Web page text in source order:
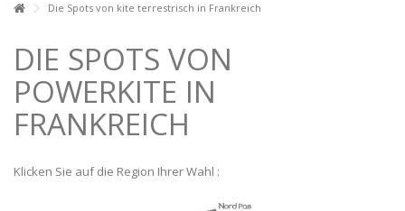
Die Spots von kite terrestrisch in Frankreich
DIE SPOTS VON
POWERKITE IN
FRANKREICH
Klicken Sie auf die Region Ihrer Wahl :